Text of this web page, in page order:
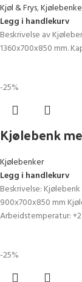
Kjøl & Frys,
Legg i handlekurv
Beskrivelse av
1360x700x850 mm.
-25%
Kjølebenk
Kjølebenker
Legg i handlekurv
Beskrivelse:
900x700x850 mm
Arbeidstemperatur:
-25%